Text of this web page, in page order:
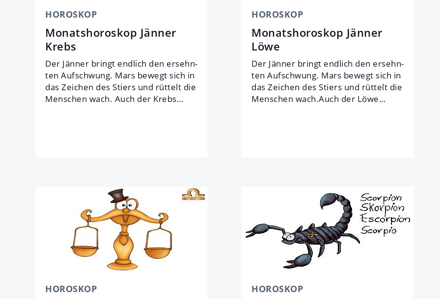
HOROSKOP
Monatshoroskop Jänner
Krebs
Der Jän­ner bringt end­lich den er­sehn­
ten Auf­schwung. Mars be­wegt sich in
das Zei­chen des Stiers und rüt­telt die
Men­schen wach. Auch der Krebs…
HOROSKOP
Monatshoroskop Jänner
Löwe
Der Jän­ner bringt end­lich den er­sehn­
ten Auf­schwung. Mars be­wegt sich in
das Zei­chen des Stiers und rüt­telt die
Men­schen wach.Auch der Löwe…
HOROSKOP HOROSKOP